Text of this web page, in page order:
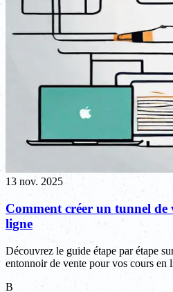
13 nov. 2025
Comment créer un tunnel de
ligne
Découvrez le guide étape par étape
entonnoir de vente pour vos cours en
B